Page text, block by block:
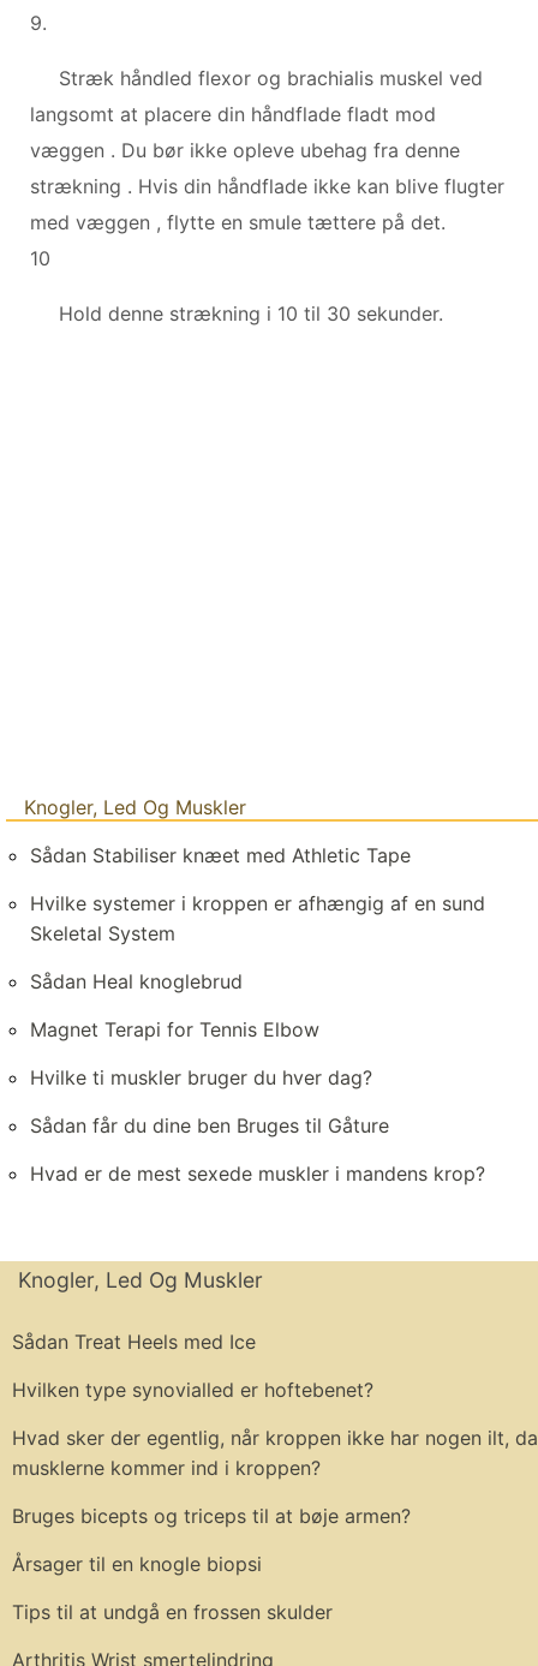
9.
Stræk håndled flexor og brachialis muskel ved
langsomt at placere din håndflade fladt mod
væggen . Du bør ikke opleve ubehag fra denne
strækning . Hvis din håndflade ikke kan blive flugter
med væggen , flytte en smule tættere på det.
10
Hold denne strækning i 10 til 30 sekunder.
Knogler, Led Og Muskler
Sådan Stabiliser knæet med Athletic Tape
Hvilke systemer i kroppen er afhængig af en sund
Skeletal System
Sådan Heal knoglebrud
Magnet Terapi for Tennis Elbow
Hvilke ti muskler bruger du hver dag?
Sådan får du dine ben Bruges til Gåture
Hvad er de mest sexede muskler i mandens krop?
Knogler, Led Og Muskler
Sådan Treat Heels med Ice
Hvilken type synovialled er hoftebenet?
Hvad sker der egentlig, når kroppen ikke har nogen ilt, da
musklerne kommer ind i kroppen?
Bruges bicepts og triceps til at bøje armen?
Årsager til en knogle biopsi
Tips til at undgå en frossen skulder
Arthritis Wrist smertelindring